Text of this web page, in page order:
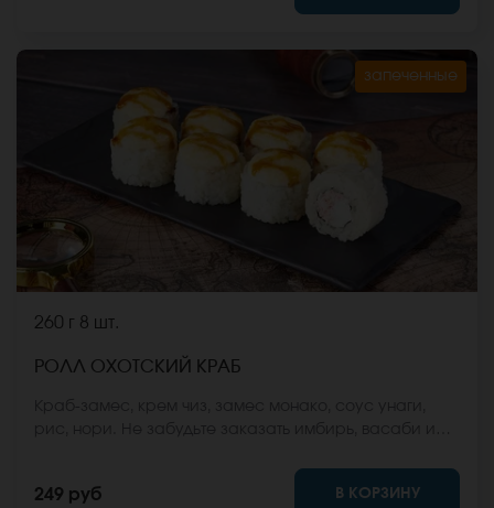
запеченные
260 г 8 шт.
РОЛЛ ОХОТСКИЙ КРАБ
*Внешний вид блюда может отличаться от фото на
сайте.
249 руб В КОРЗИНУ